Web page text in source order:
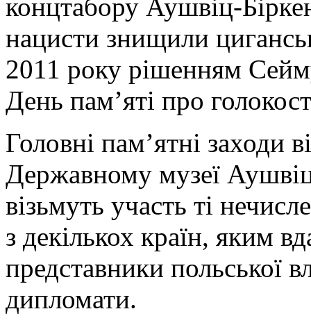
концтабору Аушвіц-
нацисти знищили
2011 року рішенням
День пам’яті про
Головні пам’ятні заходи
Державному музеї
візьмуть участь ті
з декількох країн, яким
представники польської
дипломати.